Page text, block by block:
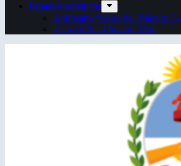
Espacios escénicos
Anfiteatro “Mario del Tránsito
Teatro Oficial Juan de Vera